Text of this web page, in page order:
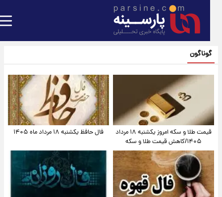
گوناگون
قیمت طلا و سکه امروز یکشنبه ۱۸ مرداد
۱۴۰۵/کاهش قیمت طلا و سکه
فال حافظ یکشنبه ۱۸ مرداد ماه ۱۴۰۵